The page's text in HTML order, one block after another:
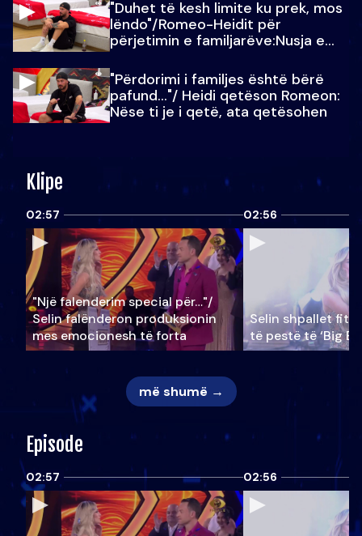
"Duhet të kesh limite ku prek, mos
lëndo"/Romeo-Heidit për
përjetimin e familjarëve:Nusja e
"Përdorimi i familjes është bërë
pafund…"/ Heidi qetëson Romeon:
Nëse ti je i qetë, ata qetësohen
Klipe
02:57
"Një falenderim special për…"/
Selin falënderon produksionin
mes emocionesh të forta
02:56
Selin shpallet
të pestë të ‘Big
më shumë →
Episode
02:57 02:56